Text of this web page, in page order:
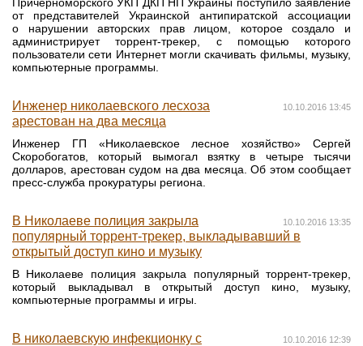
от представителей Украинской антипиратской ассоциации
о нарушении авторских прав лицом, которое создало и
администрирует торрент-трекер, с помощью которого
пользователи сети Интернет могли скачивать фильмы, музыку,
компьютерные программы.
10.10.2016 13:45
Инженер николаевского лесхоза
арестован на два месяца
Инженер ГП «Николаевское лесное хозяйство» Сергей
Скоробогатов, который вымогал взятку в четыре тысячи
долларов, арестован судом на два месяца. Об этом сообщает
пресс-служба прокуратуры региона.
10.10.2016 13:35
В Николаеве полиция закрыла
популярный торрент-трекер, выкладывавший в
открытый доступ кино и музыку
В Николаеве полиция закрыла популярный торрент-трекер,
который выкладывал в открытый доступ кино, музыку,
компьютерные программы и игры.
10.10.2016 12:39
В николаевскую инфекционку с